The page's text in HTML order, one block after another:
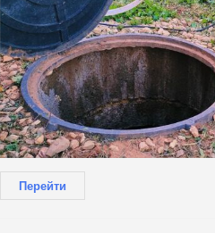
Перейти